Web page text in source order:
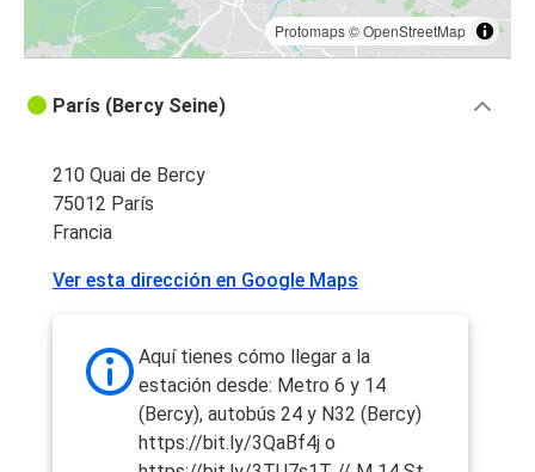
Protomaps©OpenStreetMap
París (Bercy Seine)
210 Quai de Bercy
75012 París
Francia
Ver esta dirección en Google Maps
Aquí tienes cómo llegar a la
estación desde: Metro 6 y 14
(Bercy), autobús 24 y N32 (Bercy)
https://bit.ly/3QaBf4j o